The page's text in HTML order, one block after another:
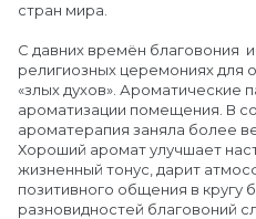
стран мира.
С давних времён благовония
религиозных церемониях для
«злых духов». Ароматические
ароматизации помещения. В
ароматерапия заняла более
Хороший аромат улучшает
жизненный тонус, дарит
позитивного общения в кругу
разновидностей благовоний